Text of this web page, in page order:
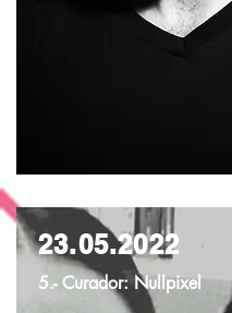
23.05.2022
5.- Curador: Nullpixel